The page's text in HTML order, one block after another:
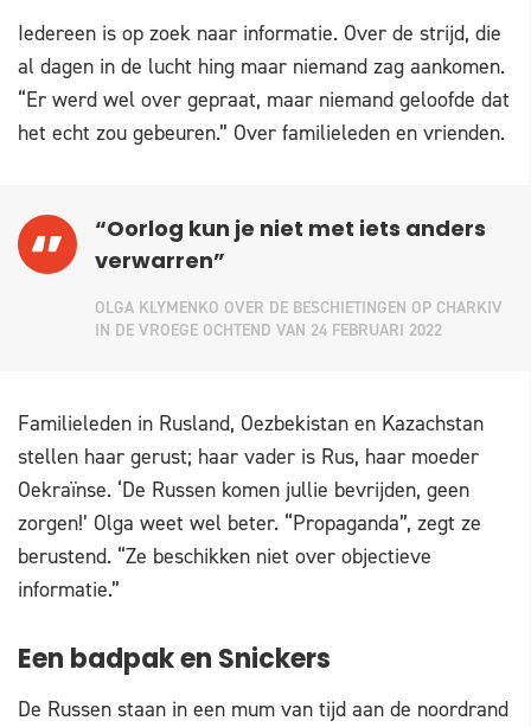
Iedereen is op zoek naar informatie. Over de strijd, die
al dagen in de lucht hing maar niemand zag aankomen.
“Er werd wel over gepraat, maar niemand geloofde dat
het echt zou gebeuren.” Over familieleden en vrienden.
“Oorlog kun je niet met iets anders
verwarren”
OLGA KLYMENKO OVER DE BESCHIETINGEN OP CHARKIV
IN DE VROEGE OCHTEND VAN 24 FEBRUARI 2022
Familieleden in Rusland, Oezbekistan en Kazachstan
stellen haar gerust; haar vader is Rus, haar moeder
Oekraïnse. ‘De Russen komen jullie bevrijden, geen
zorgen!’ Olga weet wel beter. “Propaganda”, zegt ze
berustend. “Ze beschikken niet over objectieve
informatie.”
Een badpak en Snickers
De Russen staan in een mum van tijd aan de noordrand